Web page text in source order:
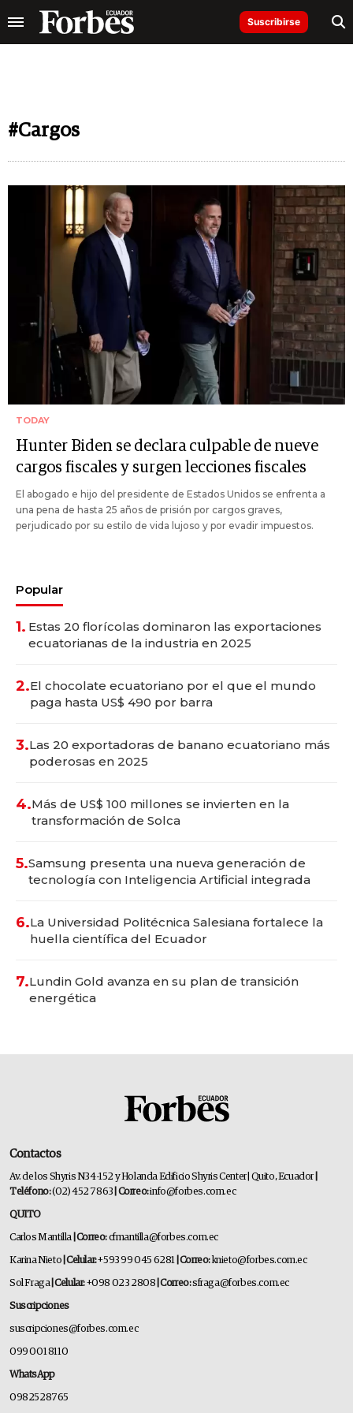
Suscribirse
#Cargos
TODAY
Hunter Biden se declara culpable de nueve
cargos fiscales y surgen lecciones fiscales
El abogado e hijo del presidente de Estados Unidos se enfrenta a
una pena de hasta 25 años de prisión por cargos graves,
perjudicado por su estilo de vida lujoso y por evadir impuestos.
Popular
1. Estas 20 florícolas dominaron las exportaciones
ecuatorianas de la industria en 2025
2.El chocolate ecuatoriano por el que el mundo
paga hasta US$ 490 por barra
3.Las 20 exportadoras de banano ecuatoriano más
poderosas en 2025
4.Más de US$ 100 millones se invierten en la
transformación de Solca
5.Samsung presenta una nueva generación de
tecnología con Inteligencia Artificial integrada
6.La Universidad Politécnica Salesiana fortalece la
huella científica del Ecuador
7.Lundin Gold avanza en su plan de transición
energética
Contactos
Av. de los Shyris N34-152 y Holanda Edificio Shyris Center | Quito, Ecuador
Teléfono:(02) 452 7863 | Correo:info@forbes.com.ec
QUITO
Carlos Mantilla | Correo:cfmantilla@forbes.com.ec
Karina Nieto | Celular:+593 99 045 6281 | Correo: knieto@forbes.com.ec
Sol Fraga | Celular:+098 023 2808 | Correo:sfraga@forbes.com.ec
Suscripciones
suscripciones@forbes.com.ec
099 001 8110
WhatsApp
0982528765